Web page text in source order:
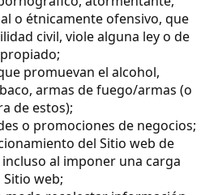
o étnicamente ofensivo, que
civil, viole alguna ley o de
promuevan el alcohol,
armas de fuego/armas (o
de estos);
o promociones de negocios;
del Sitio web de
al imponer una carga
web;